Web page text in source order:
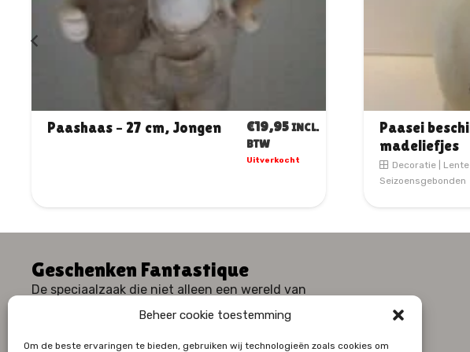
Beheer cookie toestemming
Om de beste ervaringen te bieden, gebruiken wij technologieën zoals cookies om
Paasei beschilderd met
€12,50INCL.
BTW
4 op voorraad
Kip op paasei
Decoratie | Pasen
Seizoensgebonden
Geschenken Fantastique
De speciaalzaak die niet alleen een wereld van
comfort en stijl te bieden heeft.